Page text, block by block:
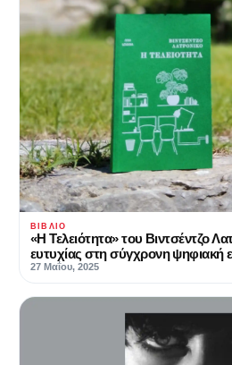
ΒΙΒΛΊΟ
«Η Τελειότητα» του Βιντσέντζο
ευτυχίας στη σύγχρονη ψηφιακή
27 Μαΐου, 2025